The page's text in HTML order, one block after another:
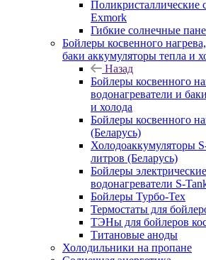
Поликристаллические
Exmork
Гибкие солнечные
Бойлеры косвенного
баки аккумуляторы тепла и
Назад
Бойлеры косвенного
водонагреватели и
и холода
Бойлеры косвенного
(Беларусь)
Холодоаккумуляторы
литров (Беларусь)
Бойлеры
водонагреватели S-
Бойлеры Турбо-Тех
Термостаты для
ТЭНы для бойлеров
Титановые аноды
Холодильники на пропане